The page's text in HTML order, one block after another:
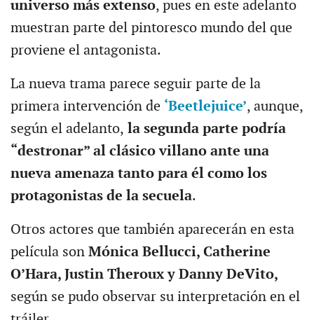
universo más extenso, pues en este adelanto
muestran parte del pintoresco mundo del que
proviene el antagonista.
La nueva trama parece seguir parte de la
primera intervención de ‘Beetlejuice’, aunque,
según el adelanto, la segunda parte podría
“destronar” al clásico villano ante una
nueva amenaza tanto para él como los
protagonistas de la secuela.
Otros actores que también aparecerán en esta
película son Mónica Bellucci, Catherine
O’Hara, Justin Theroux y Danny DeVito,
según se pudo observar su interpretación en el